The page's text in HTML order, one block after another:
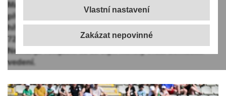
Vlastní nastavení
Martina Rýzka. Střídající Filip Zorvan využil početní
převahu ve 38. minutě hned po svém příchodu na
hřiště. Vlastní gól Gruzínce Vachtanga Čanturišviliho v
72. minutě znamenal vyrovnání, ale srbský obránce
Nemanja Tekijaški už za čtyři minuty vrátil domácím
vedení.